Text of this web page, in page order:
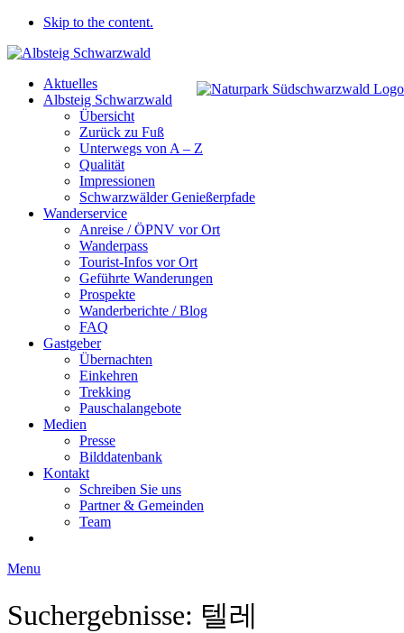
Skip to the content.
Aktuelles
Albsteig Schwarzwald
Übersicht
Zurück zu Fuß
Unterwegs von A – Z
Qualität
Impressionen
Schwarzwälder Genießerpfade
Wanderservice
Anreise / ÖPNV vor Ort
Wanderpass
Tourist-Infos vor Ort
Geführte Wanderungen
Prospekte
Wanderberichte / Blog
FAQ
Gastgeber
Übernachten
Einkehren
Trekking
Pauschalangebote
Medien
Presse
Bilddatenbank
Kontakt
Schreiben Sie uns
Partner & Gemeinden
Team
Menu
Suchergebnisse: 텔레